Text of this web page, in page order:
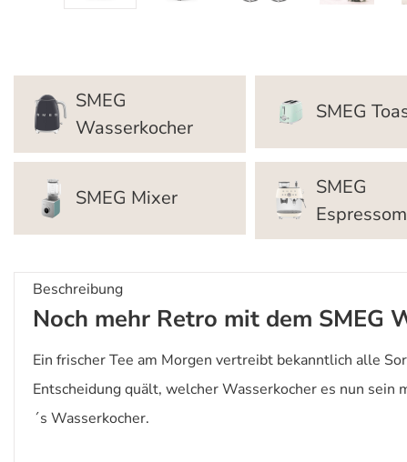
SMEG
Wasserkocher
SMEG
SMEG Mixer
SMEG
Beschreibung
Noch mehr Retro mit dem SMEG
Ein frischer Tee am Morgen vertreibt bekanntlich alle
Entscheidung quält, welcher Wasserkocher es nun sein
´s Wasserkocher.